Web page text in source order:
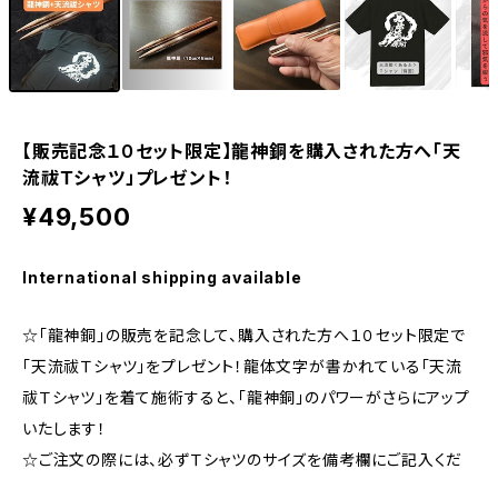
【販売記念１０セット限定】龍神銅を購入された方へ「天
流祓Ｔシャツ」プレゼント！
¥49,500
International shipping available
☆「龍神銅」の販売を記念して、購入された方へ１０セット限定で
「天流祓Ｔシャツ」をプレゼント！龍体文字が書かれている「天流
祓Ｔシャツ」を着て施術すると、「龍神銅」のパワーがさらにアップ
いたします！
☆ご注文の際には、必ずＴシャツのサイズを備考欄にご記入くだ